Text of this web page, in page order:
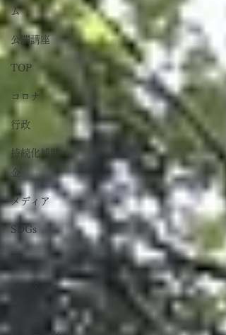
ム
公開講座
TOP
コロナ
行政
持続化補助
金
メディア
SDGs
PR
インタビュ